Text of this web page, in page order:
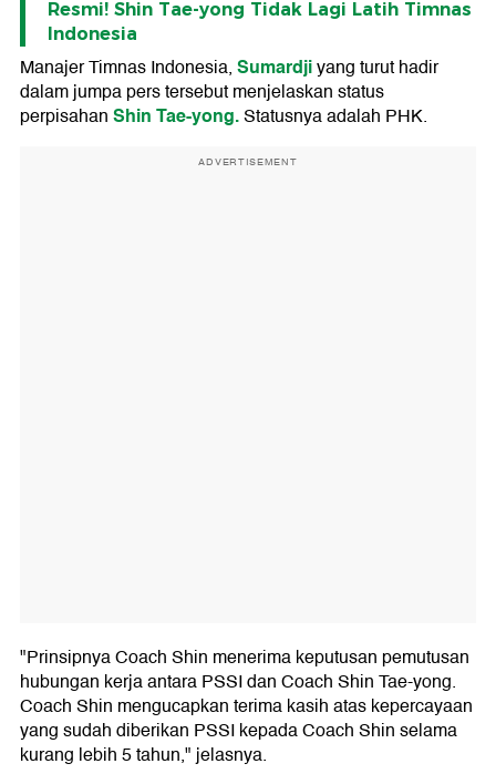
Resmi! Shin Tae-yong Tidak Lagi Latih Timnas
Indonesia
Manajer Timnas Indonesia,Sumardjiyang turut hadir
dalam jumpa pers tersebut menjelaskan status
perpisahanShin Tae-yong.Statusnya adalah PHK.
ADVERTISEMENT
"Prinsipnya Coach Shin menerima keputusan pemutusan
hubungan kerja antara PSSI dan Coach Shin Tae-yong.
Coach Shin mengucapkan terima kasih atas kepercayaan
yang sudah diberikan PSSI kepada Coach Shin selama
kurang lebih 5 tahun," jelasnya.